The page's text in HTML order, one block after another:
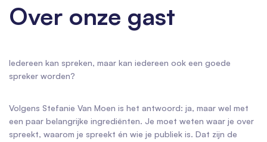
Over onze gast
Iedereen kan spreken, maar kan iedereen ook een goede
spreker worden?
Volgens Stefanie Van Moen is het antwoord: ja, maar wel met
een paar belangrijke ingrediënten. Je moet weten waar je over
spreekt, waarom je spreekt én wie je publiek is. Dat zijn de